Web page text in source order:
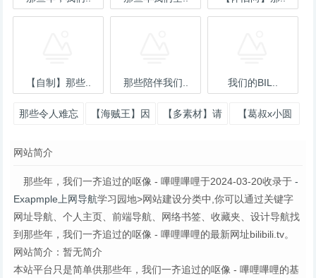
【自制】那些.. 那些陪伴我们.. 我们的BIL..
那些令人难忘
哩嗶哩 -
【海贼王】因
【多素材】请
【葛叔x小圆
网站简介
那些年，我们一齐追过的呕像 - 嗶哩嗶哩于2024-03-20收录于 -
Exapmple上网导航学习园地>网站建设分类中,你可以通过关键字
网址导航、个人主页、前端导航、网络书签、收藏夹、设计导航找
到那些年，我们一齐追过的呕像 - 嗶哩嗶哩的最新网址bilibili.tv。
网站简介：暂无简介
本站平台只是简单供那些年，我们一齐追过的呕像 - 嗶哩嗶哩的基